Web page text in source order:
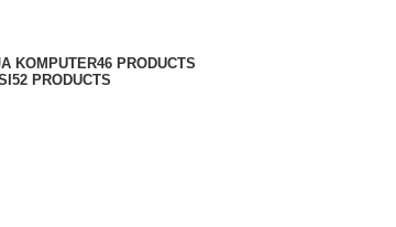
KOMPUTER46 PRODUCTS
52 PRODUCTS